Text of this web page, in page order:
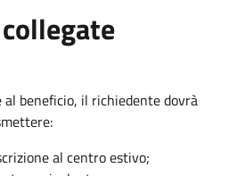
al beneficio, il richiedente dovrà
al centro estivo;